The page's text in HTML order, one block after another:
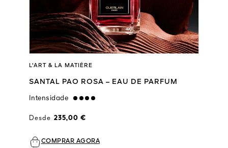
L'ART & LA MATIÈRE
SANTAL PAO ROSA – EAU DE PARFUM
Intensidade strong
Desde 235,00 €
COMPRAR AGORA